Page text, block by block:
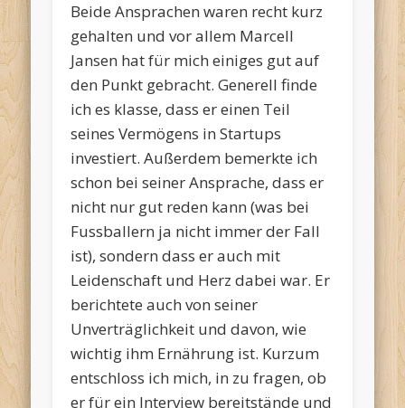
Beide Ansprachen waren recht kurz
gehalten und vor allem Marcell
Jansen hat für mich einiges gut auf
den Punkt gebracht. Generell finde
ich es klasse, dass er einen Teil
seines Vermögens in Startups
investiert. Außerdem bemerkte ich
schon bei seiner Ansprache, dass er
nicht nur gut reden kann (was bei
Fussballern ja nicht immer der Fall
ist), sondern dass er auch mit
Leidenschaft und Herz dabei war. Er
berichtete auch von seiner
Unverträglichkeit und davon, wie
wichtig ihm Ernährung ist. Kurzum
entschloss ich mich, in zu fragen, ob
er für ein Interview bereitstände und